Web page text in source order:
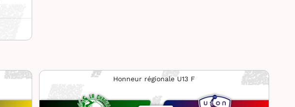
Honneur régionale U13 F